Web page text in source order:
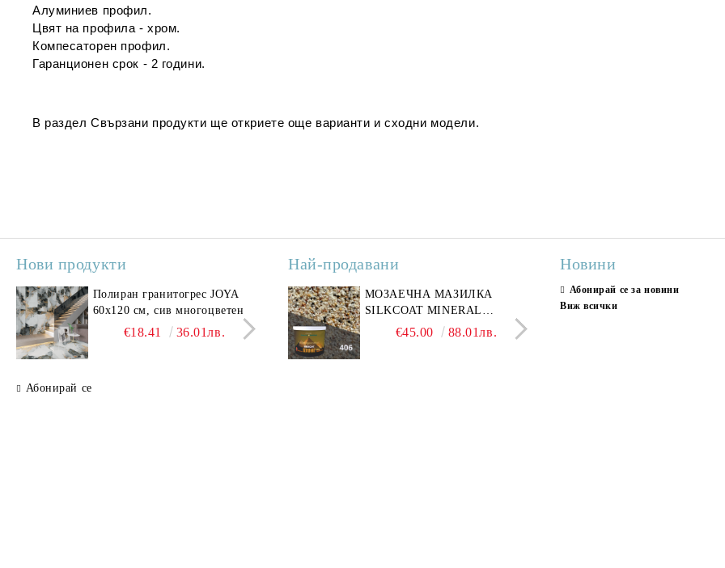
Алуминиев профил.
Цвят на профила - хром.
Компесаторен профил.
Гаранционен срок - 2 години.
В разделСвързани продукти ще откриете още варианти и сходни модели.
Нови продукти
Полиран гранитогрес JOYA
60x120 см, сив многоцветен
€18.41 36.01лв.
Полиран гранитогрес
SAVONA GREY 60x120 см,
светло сив мрамор
€22.50 44.01лв.
Гранитогрес LESY GREY
GOLD 60х120см, тип
Абонирай се
Най-продавани
МОЗАЕЧНА МАЗИЛКА
SILKCOAT MINERAL
PLASTER STONE, СИТЕН
€45.00 88.01лв.
СТЕННИ ПЛОЧКИ
30X90CM, ГЛАНЦ
Новини
Абонирай се за новини
Виж всички